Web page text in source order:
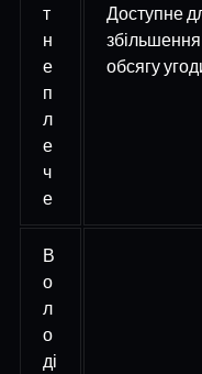
т
н
е
п
л
е
ч
е
Доступне
збільшення
обсягу
В
о
л
о
ді